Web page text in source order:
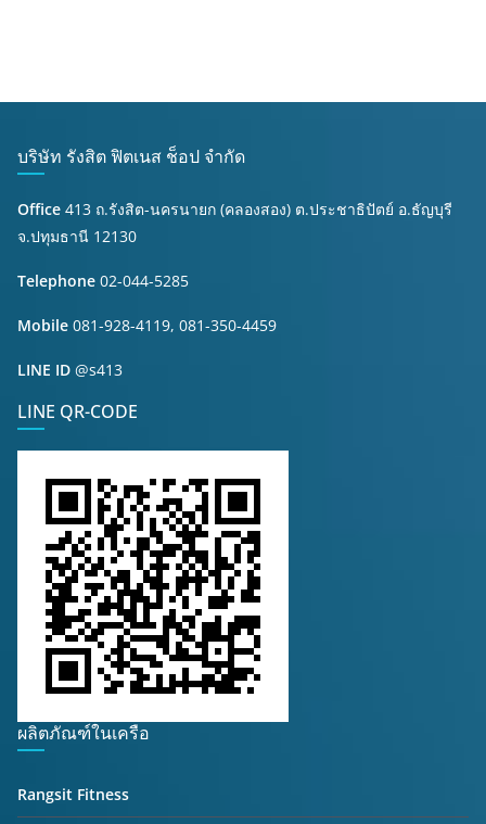
บริษัท รังสิต ฟิตเนส ช็อป จำกัด
Office 413 ถ.รังสิต-นครนายก (คลองสอง) ต.ประชาธิปัตย์ อ.ธัญบุรี
จ.ปทุมธานี 12130
Telephone 02-044-5285
Mobile 081-928-4119, 081-350-4459
LINE ID @s413
LINE QR-CODE
ผลิตภัณฑ์ในเครือ
Rangsit Fitness